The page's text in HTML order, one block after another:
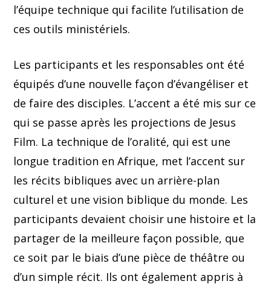
l’équipe technique qui facilite l’utilisation de
ces outils ministériels.
Les participants et les responsables ont été
équipés d’une nouvelle façon d’évangéliser et
de faire des disciples. L’accent a été mis sur ce
qui se passe après les projections de Jesus
Film. La technique de l’oralité, qui est une
longue tradition en Afrique, met l’accent sur
les récits bibliques avec un arrière-plan
culturel et une vision biblique du monde. Les
participants devaient choisir une histoire et la
partager de la meilleure façon possible, que
ce soit par le biais d’une pièce de théâtre ou
d’un simple récit. Ils ont également appris à